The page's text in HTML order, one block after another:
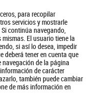
para recopilar
servicios y mostrarle
continúa navegando,
El usuario tiene la
si así lo desea, impedir
deberá tener en cuenta que
de la página
de carácter
también puede cambiar
de más información en
de Privacidad Aviso Legal
Política de Cookies
BUSCAR